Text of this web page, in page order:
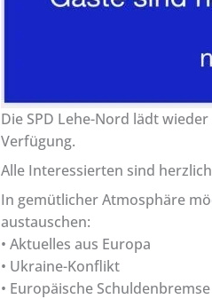
Die SPD Lehe-Nord lädt
Verfügung.
Alle Interessierten sind
In gemütlicher Atmosphäre
austauschen:
• Aktuelles aus Europa
• Ukraine-Konflikt
• Europäische Schuldenbremse